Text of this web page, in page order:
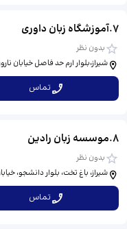
7
.آموزشگاه زبان داوری
بدون نظر
شیراز،بلوار ارم حد فاصل خیابان
تماس
8
.موسسه زبان رادین
بدون نظر
شیراز، باغ تخت، بلوار دانشجو،
تماس